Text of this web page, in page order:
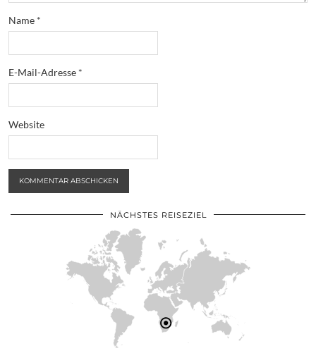
Name *
E-Mail-Adresse *
Website
NÄCHSTES REISEZIEL